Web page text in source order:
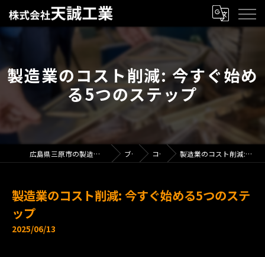
製造業のコスト削減: 今すぐ始め
る5つのステップ
広島県三原市の製造業で求人なら株式会社天誠工業 ブログ コラム 製造業のコスト削減: 今すぐ始める5つのステップ
製造業のコスト削減: 今すぐ始める5つのステ
ップ
2025/06/13